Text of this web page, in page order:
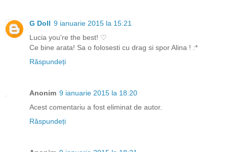
G Doll 9 ianuarie 2015 la 15:21
Lucia you're the best! ♡
Ce bine arata! Sa o folosesti cu drag si spor Alina ! :*
Răspundeți
Anonim 9 ianuarie 2015 la 18:20
Acest comentariu a fost eliminat de autor.
Răspundeți